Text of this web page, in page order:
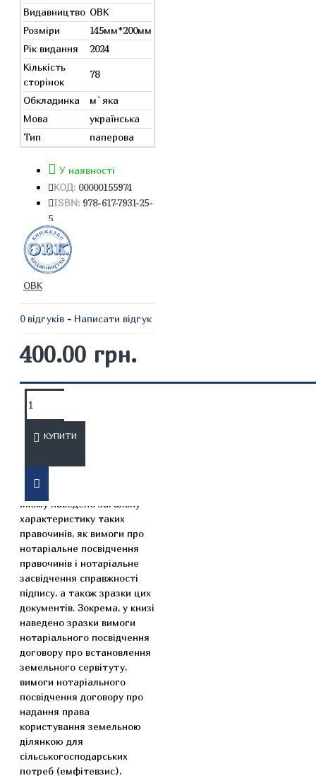
Видавництво ОВК
Розміри
145мм*200мм
Рік видання
2024
Кількість
сторінок
78
Обкладинка
м`яка
Мова
українська
Тип
паперова
У наявності
КОД: 00000155974
ISBN: 978-617-7931-25-
5
ОВК
0 відгуків - Написати відгук
400.00 грн.
КУПИТИ
ОПИС
практичний посібник, в
якому наведено загальну
характеристику таких
правочинів, як вимоги про
нотаріальне посвідчення
правочинів і нотаріальне
засвідчення справжності
підпису, а також зразки цих
документів. Зокрема, у книзі
наведено зразки вимоги
нотаріального посвідчення
договору про встановлення
земельного сервітуту,
вимоги нотаріального
посвідчення договору про
надання права
користування земельною
ділянкою для
сільськогосподарських
потреб (емфітевзис),